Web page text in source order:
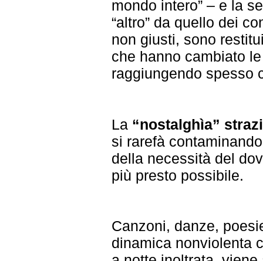
mondo intero” – e la
“altro” da quello dei
non giusti, sono
che hanno cambiato
raggiungendo spesso
La “nostalghìa”
si rarefà
della necessità del
più presto possibile.
Canzoni, danze,
dinamica nonviolenta